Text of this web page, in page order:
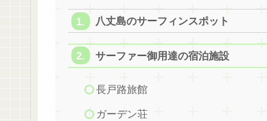
八丈島のサーフィンスポット
サーファー御用達の宿泊施設
長戸路旅館
ガーデン荘